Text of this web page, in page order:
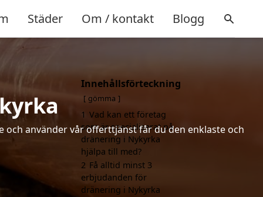
Städer Om / kontakt Blogg
använder vår offerttjänst får du den enklaste och
Innehållsförteckning
gömma
1 Vad kan ett företag
som är specialiserat på
dränering i Nykyrka
hjälpa till med?
2 Få alltid minst 3
erbjudanden för
dränering i Nykyrka